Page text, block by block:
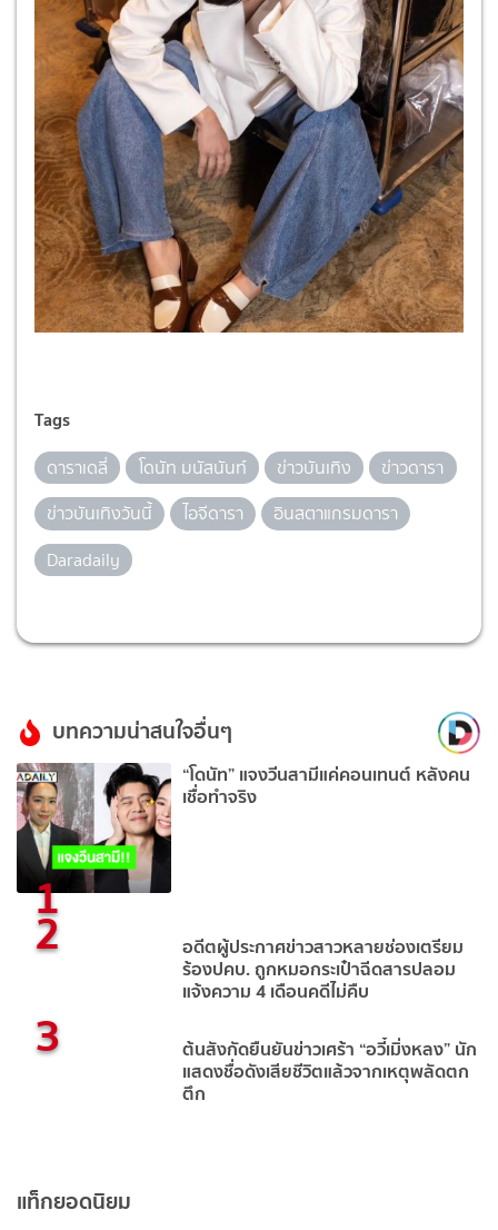
Tags
ดาราเดลี่ โดนัท มนัสนันท์ ข่าวบันเทิง
ข่าวดารา
ข่าวบันเทิงวันนี้
ไอจีดารา
อินสตาแกรมดารา
Daradaily
บทความน่าสนใจอื่นๆ
1
“โดนัท” แจงวีนสามีแค่คอนเทนต์ หลังคน
เชื่อทำจริง
2 อดีตผู้ประกาศข่าวสาวหลายช่องเตรียม
ร้องปคบ. ถูกหมอกระเป๋าฉีดสารปลอม
แจ้งความ 4 เดือนคดีไม่คืบ
3 ต้นสังกัดยืนยันข่าวเศร้า “อวี๋เมิ่งหลง” นัก
แสดงชื่อดังเสียชีวิตแล้วจากเหตุพลัดตก
ตึก
แท็กยอดนิยม